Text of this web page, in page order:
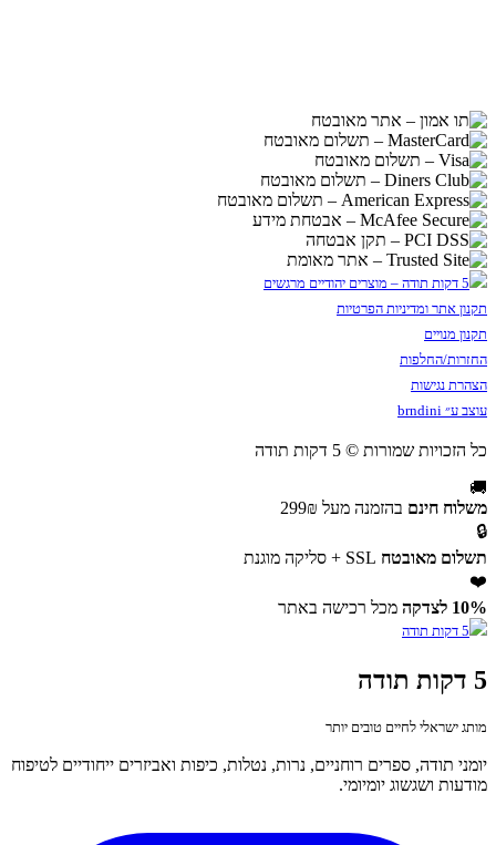
תקנון אתר ומדיניות הפרטיות
תקנון מנויים
החזרות/החלפות
הצהרת נגישות
עוצב ע״ brndini
כל הזכויות שמורות © 5 דקות תודה
🚚
משלוח חינם בהזמנה מעל 299₪
🔒
תשלום מאובטח SSL + סליקה מוגנת
❤️
10% לצדקה
מכל רכישה באתר
5 דקות תודה
מותג ישראלי לחיים טובים יותר
יומני תודה, ספרים רוחניים, נרות, נטלות, כיפות ואביזרים ייחודיים לטיפוח
מודעות ושגשוג יומיומי.